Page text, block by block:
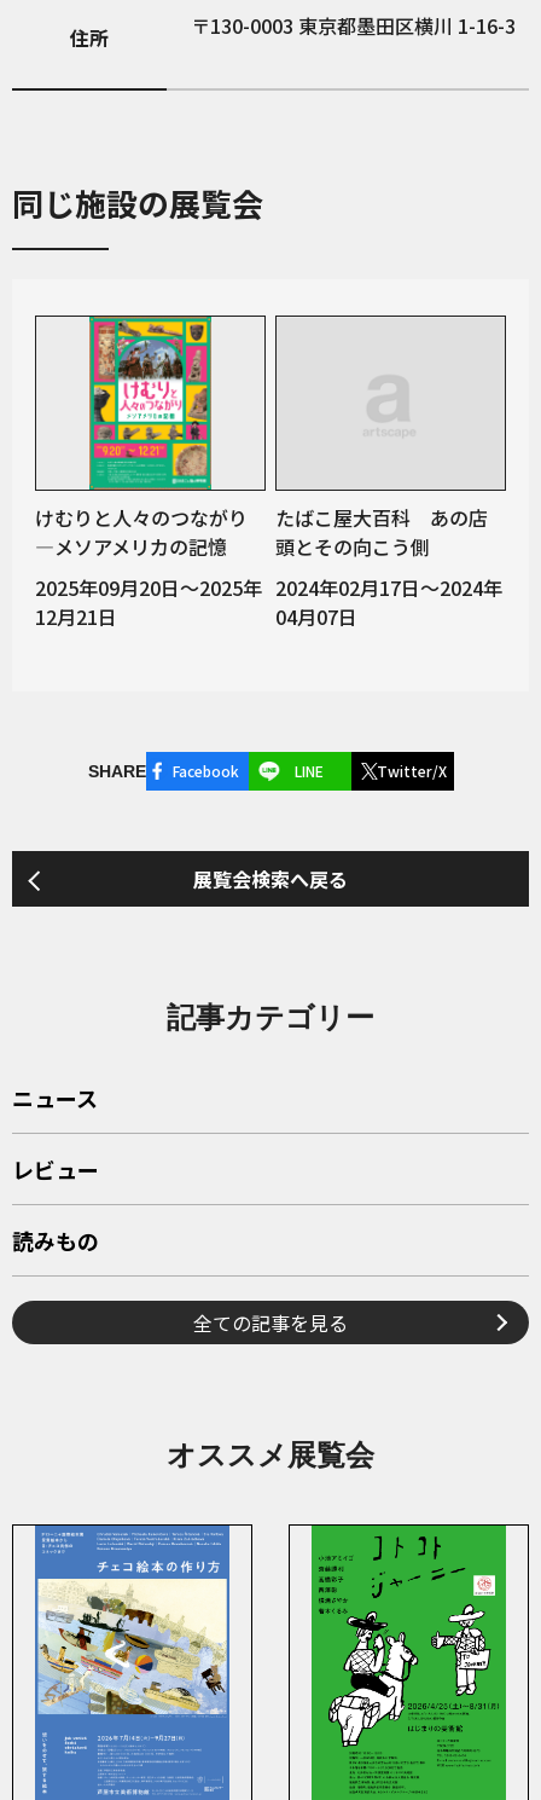
住所 130-0003 東京都墨田区横川 1-16-3
同じ施設の展覧会
けむりと人々のつながり
―メソアメリカの記憶
2025年09月20日～2025年
12月21日
たばこ屋大百科 あの店
頭とその向こう側
2024年02月17日～2024年
04月07日
SHARE Facebook LINE Twitter/X
展覧会検索へ戻る
記事カテゴリー
ニュース
レビュー
読みもの
全ての記事を見る
オススメ展覧会